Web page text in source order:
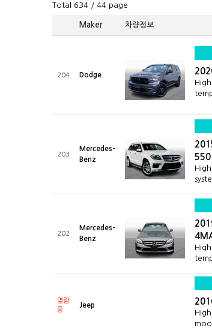
Total 634 / 44 page
Maker 차량정보
204 Dodge
203
Mercedes-
Benz
202
Mercedes-
Benz
열람
중
Jeep